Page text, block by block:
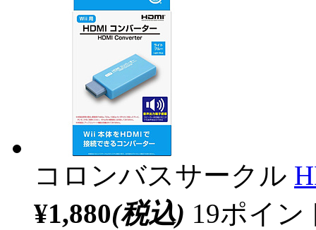
コロンバスサークル
¥1,880(税込) 19ポイ